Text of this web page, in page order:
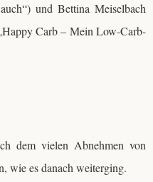
und Bettina Meiselbach
Carb – Mein Low-Carb-
dem vielen Abnehmen von
wie es danach weiterging.